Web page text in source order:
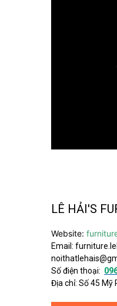
LÊ HẢI'S
Website:
Email:
Số điện thoại:
Địa chỉ: Số 45 Mỹ